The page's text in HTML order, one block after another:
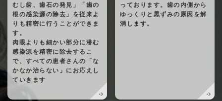
むし歯、歯石の発見」「歯の
根の感染源の除去」を従来よ
りも精密に行うことができま
す。
肉眼よりも細かい部分に潜む
感染源を精密に除去するこ
で、すべての患者さんの「な
かなか治らない」にお応えし
ていきます
っております。歯の内側から
ゆっくりと黒ずみの原因を解
消します。